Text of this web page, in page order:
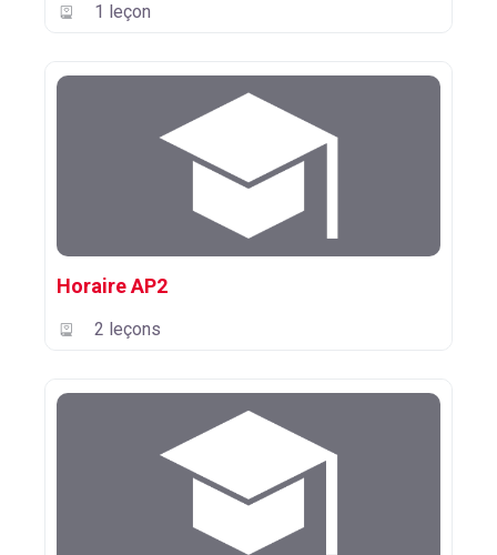
1 leçon
Horaire AP2
2 leçons